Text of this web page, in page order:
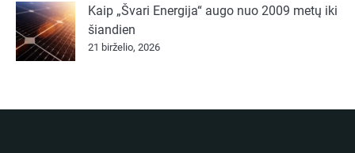
Kaip „Švari Energija“ augo nuo 2009 metų iki
šiandien
21 birželio, 2026